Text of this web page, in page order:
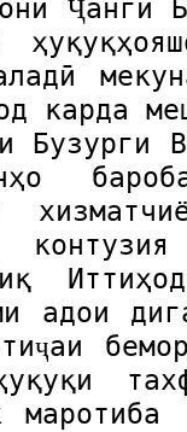
Ҷанги
карда
Бузурги
адои